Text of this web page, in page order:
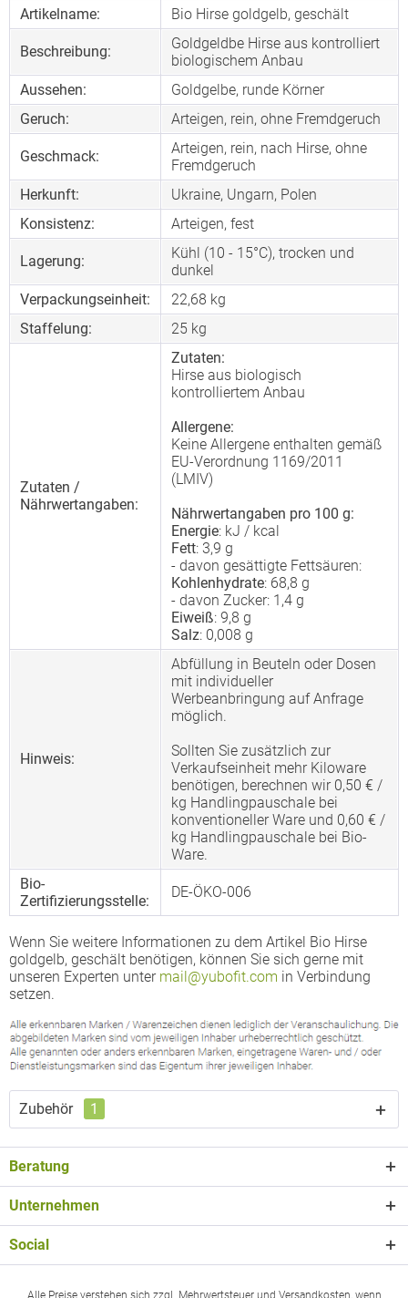
Artikelname:
Bio Hirse goldgelb, geschält
Beschreibung:
Goldgeldbe Hirse aus kontrolliert
biologischem Anbau
Aussehen:
Goldgelbe, runde Körner
Geruch:
Arteigen, rein, ohne Fremdgeruch
Geschmack:
Arteigen, rein, nach Hirse, ohne
Fremdgeruch
Herkunft:
Ukraine, Ungarn, Polen
Konsistenz:
Arteigen, fest
Lagerung:
Kühl (10 - 15°C), trocken und
dunkel
Verpackungseinheit:
22,68 kg
Staffelung:
25 kg
Zutaten /
Nährwertangaben:
Zutaten:
Hirse aus biologisch
kontrolliertem Anbau
Allergene:
Keine Allergene enthalten gemäß
EU-Verordnung 1169/2011
(LMIV)
Nährwertangaben pro 100 g:
Energie: kJ / kcal
Fett: 3,9 g
- davon gesättigte Fettsäuren:
Kohlenhydrate: 68,8 g
- davon Zucker: 1,4 g
Eiweiß: 9,8 g
Salz: 0,008 g
Hinweis:
Abfüllung in Beuteln oder Dosen
mit individueller
Werbeanbringung auf Anfrage
möglich.
Sollten Sie zusätzlich zur
Verkaufseinheit mehr Kiloware
benötigen, berechnen wir 0,50 € /
kg Handlingpauschale bei
konventioneller Ware und 0,60 € /
kg Handlingpauschale bei Bio-
Ware.
Bio-
Zertifizierungsstelle:
DE-ÖKO-006
Wenn Sie weitere Informationen zu dem Artikel Bio Hirse
goldgelb, geschält benötigen, können Sie sich gerne mit
unseren Experten unter mail@yubofit.com in Verbindung
setzen.
Zubehör 1
Beratung
Unternehmen
Social